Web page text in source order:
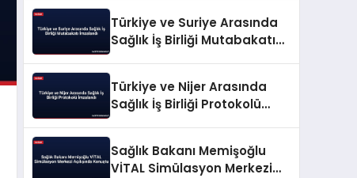
Türkiye ve Suriye Arasında
Sağlık İş Birliği Mutabakatı
Türkiye ve Nijer Arasında
Sağlık İş Birliği Protokolü
Sağlık Bakanı Memişoğlu
VİTAL Simülasyon Merkezi